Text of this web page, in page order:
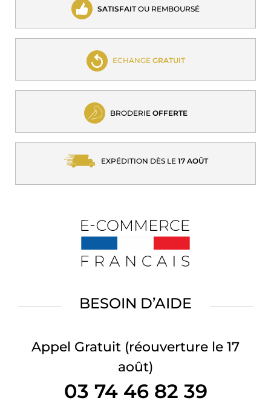
SATISFAITOU REMBOURSÉ
ECHANGE GRATUIT
BRODERIE OFFERTE
EXPÉDITION DÈS LE 17 AOÛT
BESOIN D’AIDE
Appel Gratuit (réouverture le 17
août)
03 74 46 82 39